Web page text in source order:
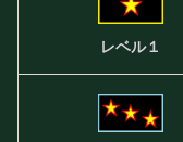
レベル１